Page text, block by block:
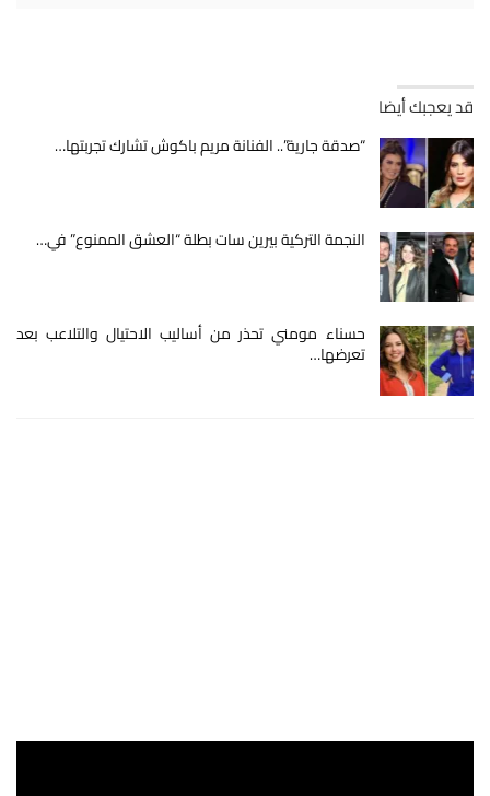
قد يعجبك أيضا
“صدقة جارية”.. الفنانة مريم باكوش تشارك تجربتها…
النجمة التركية بيرين سات بطلة “العشق الممنوع” في…
حسناء مومني تحذر من أساليب الاحتيال والتلاعب بعد
تعرضها…